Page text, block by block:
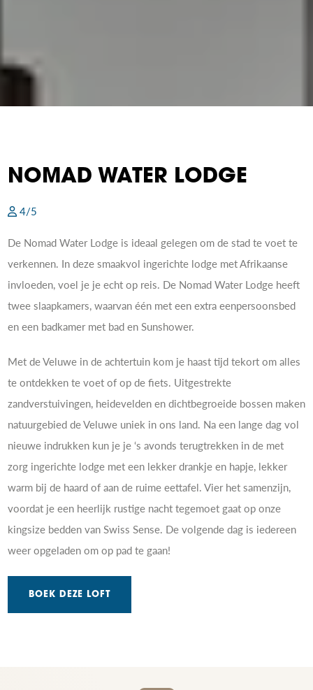
NOMAD WATER LODGE
4/5
De Nomad Water Lodge is ideaal gelegen om de stad te voet te
verkennen. In deze smaakvol ingerichte lodge met Afrikaanse
invloeden, voel je je echt op reis. De Nomad Water Lodge heeft
twee slaapkamers, waarvan één met een extra eenpersoonsbed
en een badkamer met bad en Sunshower.
Met de Veluwe in de achtertuin kom je haast tijd tekort om alles
te ontdekken te voet of op de fiets. Uitgestrekte
zandverstuivingen, heidevelden en dichtbegroeide bossen maken
natuurgebied de Veluwe uniek in ons land. Na een lange dag vol
nieuwe indrukken kun je je ‘s avonds terugtrekken in de met
zorg ingerichte lodge met een lekker drankje en hapje, lekker
warm bij de haard of aan de ruime eettafel. Vier het samenzijn,
voordat je een heerlijk rustige nacht tegemoet gaat op onze
kingsize bedden van Swiss Sense. De volgende dag is iedereen
weer opgeladen om op pad te gaan!
BOEK DEZE LOFT